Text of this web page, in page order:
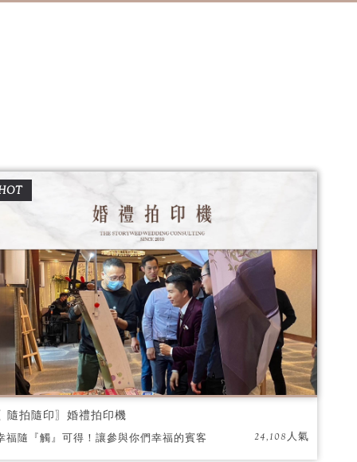
隨拍隨印〗婚禮拍印機
福隨『觸』可得！讓參與你們幸福的賓客
，歡樂互動中留下美美的紀念回憶！
24,108人氣